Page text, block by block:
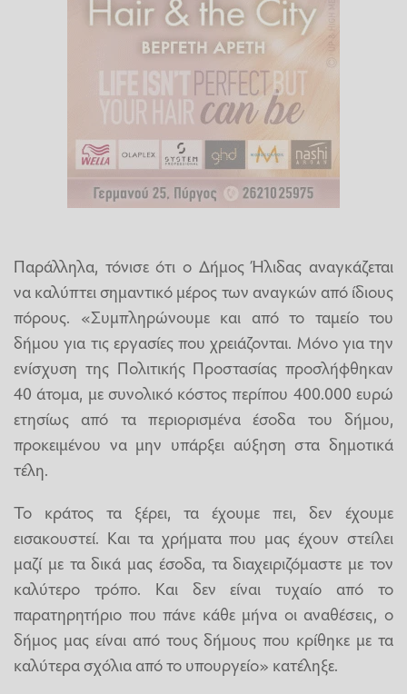
Παράλληλα, τόνισε ότι ο Δήμος Ήλιδας αναγκάζεται
να καλύπτει σημαντικό μέρος των αναγκών από ίδιους
πόρους. «Συμπληρώνουμε και από το ταμείο του
δήμου για τις εργασίες που χρειάζονται. Μόνο για την
ενίσχυση της Πολιτικής Προστασίας προσλήφθηκαν
40 άτομα, με συνολικό κόστος περίπου 400.000 ευρώ
ετησίως από τα περιορισμένα έσοδα του δήμου,
προκειμένου να μην υπάρξει αύξηση στα δημοτικά
τέλη.
Το κράτος τα ξέρει, τα έχουμε πει, δεν έχουμε
εισακουστεί. Και τα χρήματα που μας έχουν στείλει
μαζί με τα δικά μας έσοδα, τα διαχειριζόμαστε με τον
καλύτερο τρόπο. Και δεν είναι τυχαίο από το
παρατηρητήριο που πάνε κάθε μήνα οι αναθέσεις, ο
δήμος μας είναι από τους δήμους που κρίθηκε με τα
καλύτερα σχόλια από το υπουργείο» κατέληξε.